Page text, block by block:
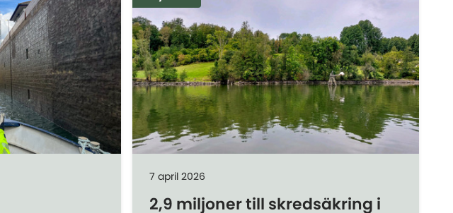
7 april 2026
2,9 miljoner till skredsäkring i